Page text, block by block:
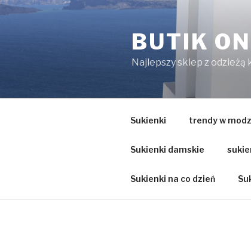
Przejdź
BUTIK
Najlepszy sklep z
Sukienki trendy w
Sukienki damskie
Sukienki na co dzień